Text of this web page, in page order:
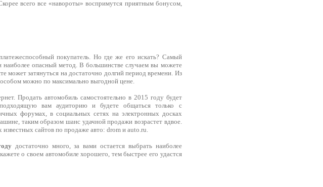
всего все «навороты» воспримутся приятным бонусом,
покупатель. Но где же его искать? Самый
наиболее опасный метод. В большинстве случаем вы можете
может затянуться на достаточно долгий период времени. Из
можно по максимально выгодной цене.
Продать автомобиль самостоятельно в 2015 году будет
вам аудиторию и будете общаться только с
форумах, в социальных сетях на электронных досках
таким образом шанс удачной продажи возрастет вдвое.
сайтов по продаже авто: drom и auto.ru.
достаточно много, за вами остается выбрать наиболее
о своем автомобиле хорошего, тем быстрее его удастся